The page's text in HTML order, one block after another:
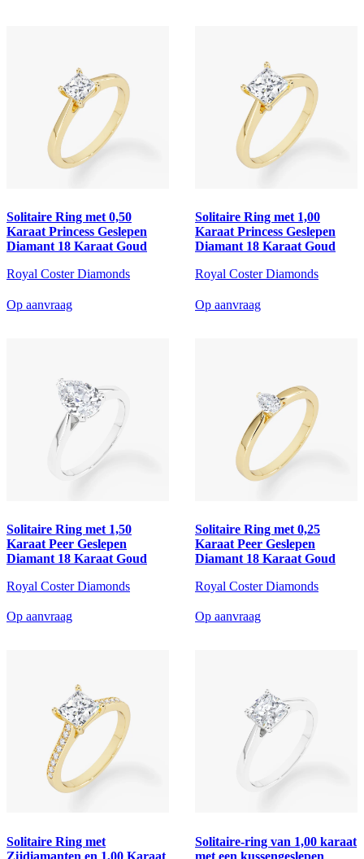
Solitaire Ring met 0,50
Karaat Princess Geslepen
Diamant 18 Karaat Goud
Royal Coster Diamonds
Op aanvraag
Solitaire Ring met 1,00
Karaat Princess Geslepen
Diamant 18 Karaat Goud
Royal Coster Diamonds
Op aanvraag
Solitaire Ring met 1,50
Karaat Peer Geslepen
Diamant 18 Karaat Goud
Royal Coster Diamonds
Op aanvraag
Solitaire Ring met 0,25
Karaat Peer Geslepen
Diamant 18 Karaat Goud
Royal Coster Diamonds
Op aanvraag
Solitaire Ring met
Solitaire-ring van 1,00 karaat